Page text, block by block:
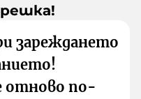
зареждането
отново по-